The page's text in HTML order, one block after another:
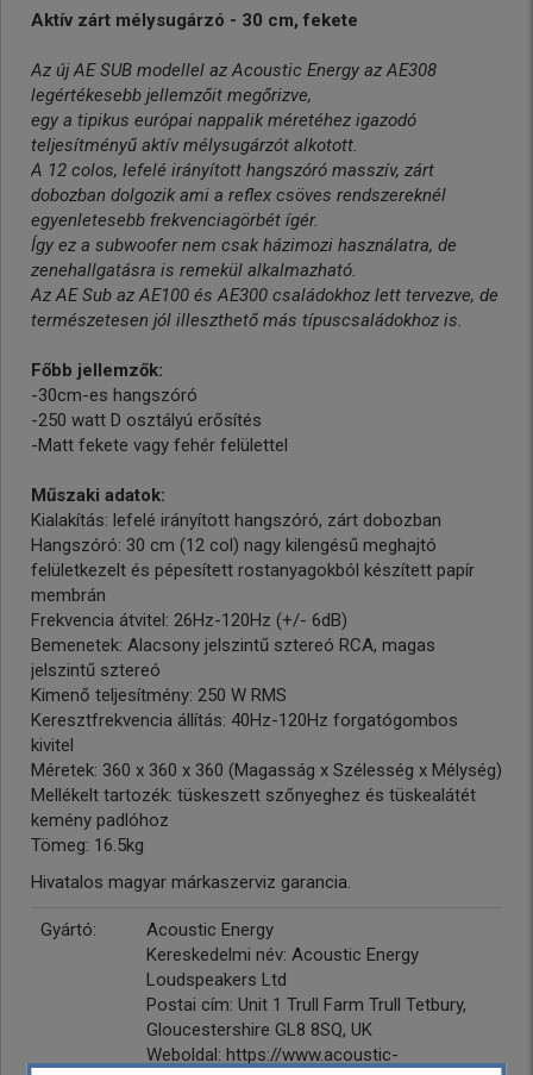
Aktív zárt mélysugárzó - 30 cm, fekete
Az új AE SUB modellel az Acoustic Energy az AE308
legértékesebb jellemzőit megőrizve,
egy a tipikus európai nappalik méretéhez igazodó
teljesítményű aktív mélysugárzót alkotott.
A 12 colos, lefelé irányított hangszóró masszív, zárt
dobozban dolgozik ami a reflex csöves rendszereknél
egyenletesebb frekvenciagörbét ígér.
Így ez a subwoofer nem csak házimozi használatra, de
zenehallgatásra is remekül alkalmazható.
Az AE Sub az AE100 és AE300 családokhoz lett tervezve, de
természetesen jól illeszthető más típuscsaládokhoz is.
Főbb jellemzők:
-30cm-es hangszóró
-250 watt D osztályú erősítés
-Matt fekete vagy fehér felülettel
Műszaki adatok:
Kialakítás: lefelé irányított hangszóró, zárt dobozban
Hangszóró: 30 cm (12 col) nagy kilengésű meghajtó
felületkezelt és pépesített rostanyagokból készített papír
membrán
Frekvencia átvitel: 26Hz-120Hz (+/- 6dB)
Bemenetek: Alacsony jelszintű sztereó RCA, magas
jelszintű sztereó
Kimenő teljesítmény: 250 W RMS
Keresztfrekvencia állítás: 40Hz-120Hz forgatógombos
kivitel
Méretek: 360 x 360 x 360 (Magasság x Szélesség x Mélység)
Mellékelt tartozék: tüskeszett szőnyeghez és tüskealátét
kemény padlóhoz
Tömeg: 16.5kg
Hivatalos magyar márkaszerviz garancia.
Gyártó:
Acoustic Energy
Kereskedelmi név: Acoustic Energy
Loudspeakers Ltd
Postai cím: Unit 1 Trull Farm Trull Tetbury,
Gloucestershire GL8 8SQ, UK
Weboldal: https://www.acoustic-